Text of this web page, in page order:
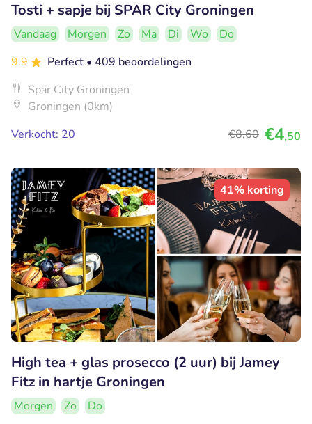
Tosti + sapje bij SPAR City Groningen
Vandaag Morgen Zo Ma Di Wo
Do
9.9
Perfect • 409 beoordelingen
Spar City Groningen
Groningen (0km)
Verkocht: 20
€8,60 €4,50
41% korting
High tea + glas prosecco (2 uur) bij Jamey
Fitz in hartje Groningen
Morgen Zo Do